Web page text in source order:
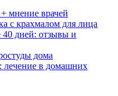
мнение врачей
с крахмалом для лица
40 дней: отзывы и
дома
лечение в домашних